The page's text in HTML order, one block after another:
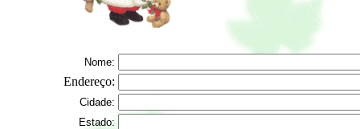
Nome:
Endereço:
Cidade:
Estado: